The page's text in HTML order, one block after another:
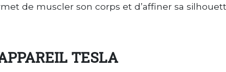
de muscler son corps et d’affiner sa
TESLA